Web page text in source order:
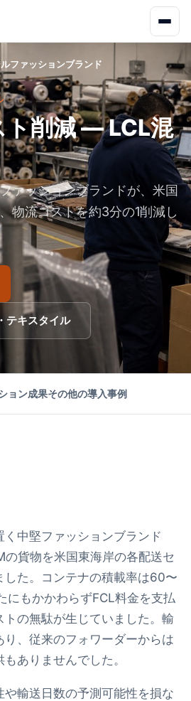
ファッションブランド
削減 — LCL混
ァッションブランドが、米国
物流コストを約3分の1削減し
テキスタイル
ョン成果その他の導入事例
中堅ファッションブランド
貨物を米国東海岸の各配送セ
した。コンテナの積載率は60〜
にもかかわらずFCL料金を支払
トの無駄が生じていました。輸
、従来のフォワーダーからは
ありませんでした。
や輸送日数の予測可能性を損な